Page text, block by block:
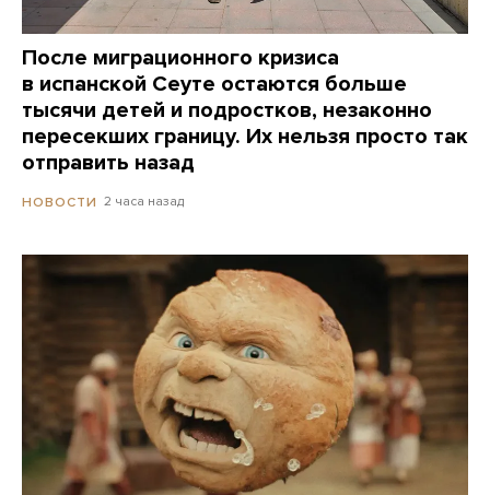
После миграционного кризиса
в испанской Сеуте остаются больше
тысячи детей и подростков, незаконно
пересекших границу. Их нельзя просто так
отправить назад
НОВОСТИ 2 часа назад